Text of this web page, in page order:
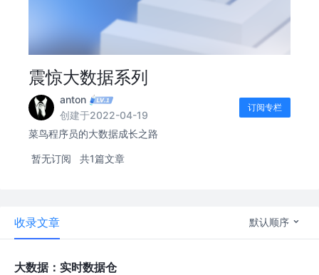
震惊大数据系列
anton
创建于2022-04-19
订阅专栏
菜鸟程序员的大数据成长之路
暂无订阅 共1篇文章
收录文章 默认顺序
大数据：实时数据仓